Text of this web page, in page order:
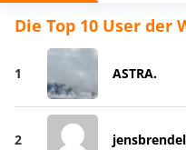
Die Top 10 User der
1 ASTRA.
2